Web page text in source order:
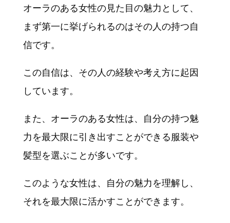
オーラのある女性の見た目の魅力として、
まず第一に挙げられるのはその人の持つ自
信です。
この自信は、その人の経験や考え方に起因
しています。
また、オーラのある女性は、自分の持つ魅
力を最大限に引き出すことができる服装や
髪型を選ぶことが多いです。
このような女性は、自分の魅力を理解し、
それを最大限に活かすことができます。